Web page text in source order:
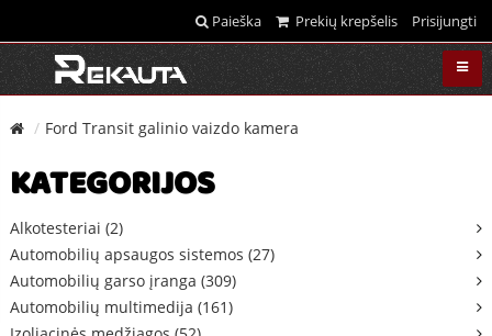
Paieška Prekių krepšelis Prisijungti
Ford Transit galinio vaizdo kamera
KATEGORIJOS
Alkotesteriai (2)
Automobilių apsaugos sistemos (27)
Automobilių garso įranga (309)
Automobilių multimedija (161)